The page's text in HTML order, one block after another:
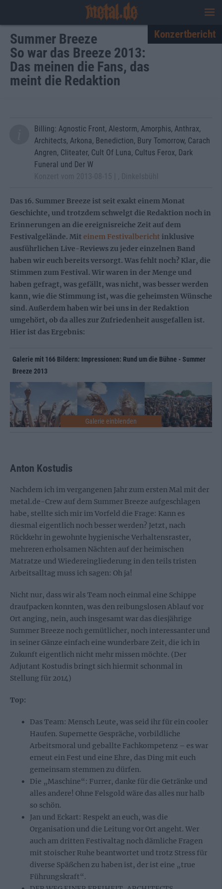
Summer Breeze
So war das Breeze 2013:
Das meinen die Fans, das
meint die Redaktion
Konzertbericht
Billing: Agnostic Front, Alestorm, Amorphis, Anthrax,
Architects, Arkona, Benediction, Bury Tomorrow, Carach
Angren, Cliteater, Cult Of Luna, Cultus Ferox, Dark
Funeral und Der W
Das 16. Summer Breeze ist seit exakt einem Monat
Geschichte, und trotzdem schwelgt die Redaktion noch in
Erinnerungen an die ereignisreiche Zeit auf dem
Festivalgelände. Mit einem Festivalbericht inklusive
ausführlichen Live-Reviews zu jeder einzelnen Band
haben wir euch bereits versorgt. Was fehlt noch? Klar, die
Stimmen zum Festival. Wir waren in der Menge und
haben gefragt, was gefällt, was nicht, was besser werden
kann, wie die Stimmung ist, was die geheimsten Wünsche
sind. Außerdem haben wir bei uns in der Redaktion
umgehört, ob da alles zur Zufriedenheit ausgefallen ist.
Hier ist das Ergebnis:
Galerie mit 166 Bildern: Impressionen: Rund um die Bühne - Summer
Breeze 2013
Anton Kostudis
Nachdem ich im vergangenen Jahr zum ersten Mal mit der
metal.de-Crew auf dem Summer Breeze aufgeschlagen
habe, stellte sich mir im Vorfeld die Frage: Kann es
diesmal eigentlich noch besser werden? Jetzt, nach
Rückkehr in gewohnte hygienische Verhaltensraster,
mehreren erholsamen Nächten auf der heimischen
Matratze und Wiedereingliederung in den teils tristen
Arbeitsalltag muss ich sagen: Oh ja!
Nicht nur, dass wir als Team noch einmal eine Schippe
draufpacken konnten, was den reibungslosen Ablauf vor
Ort anging, nein, auch insgesamt war das diesjährige
Summer Breeze noch gemütlicher, noch interessanter und
in seiner Gänze einfach eine wunderbare Zeit, die ich in
Zukunft eigentlich nicht mehr missen möchte. (Der
Adjutant Kostudis bringt sich hiermit schonmal in
Stellung für 2014)
Top:
Das Team: Mensch Leute, was seid ihr für ein cooler
Haufen. Supernette Gespräche, vorbildliche
Arbeitsmoral und geballte Fachkompetenz – es war
erneut ein Fest und eine Ehre, das Ding mit euch
gemeinsam stemmen zu dürfen.
Die „Maschine“: Furrer, danke für die Getränke und
alles andere! Ohne Felsgold wäre das alles nur halb
so schön.
Jan und Eckart: Respekt an euch, was die
Organisation und die Leitung vor Ort angeht. Wer
auch am dritten Festivaltag noch dämliche Fragen
mit stoischer Ruhe beantwortet und trotz Stress für
diverse Späßchen zu haben ist, der ist eine „true
Führungskraft“.